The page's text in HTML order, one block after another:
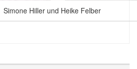
Simone Hiller und Heike Felber